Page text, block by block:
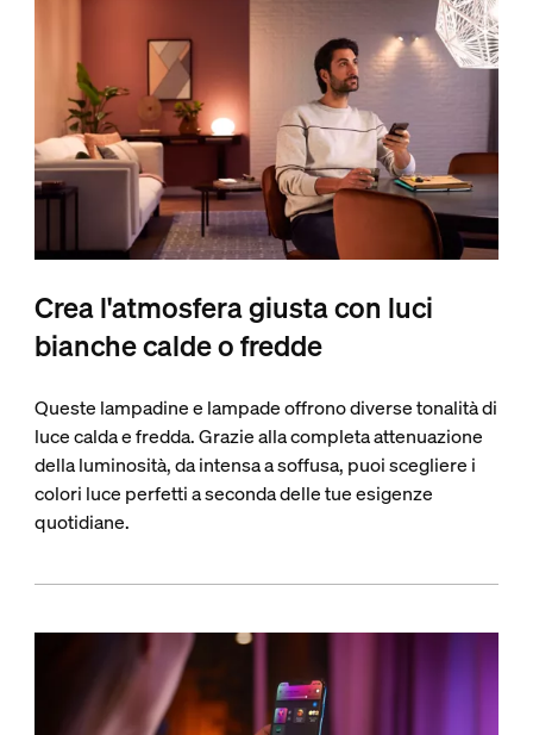
Crea l'atmosfera giusta con luci
bianche calde o fredde
Queste lampadine e lampade offrono diverse tonalità di
luce calda e fredda. Grazie alla completa attenuazione
della luminosità, da intensa a soffusa, puoi scegliere i
colori luce perfetti a seconda delle tue esigenze
quotidiane.